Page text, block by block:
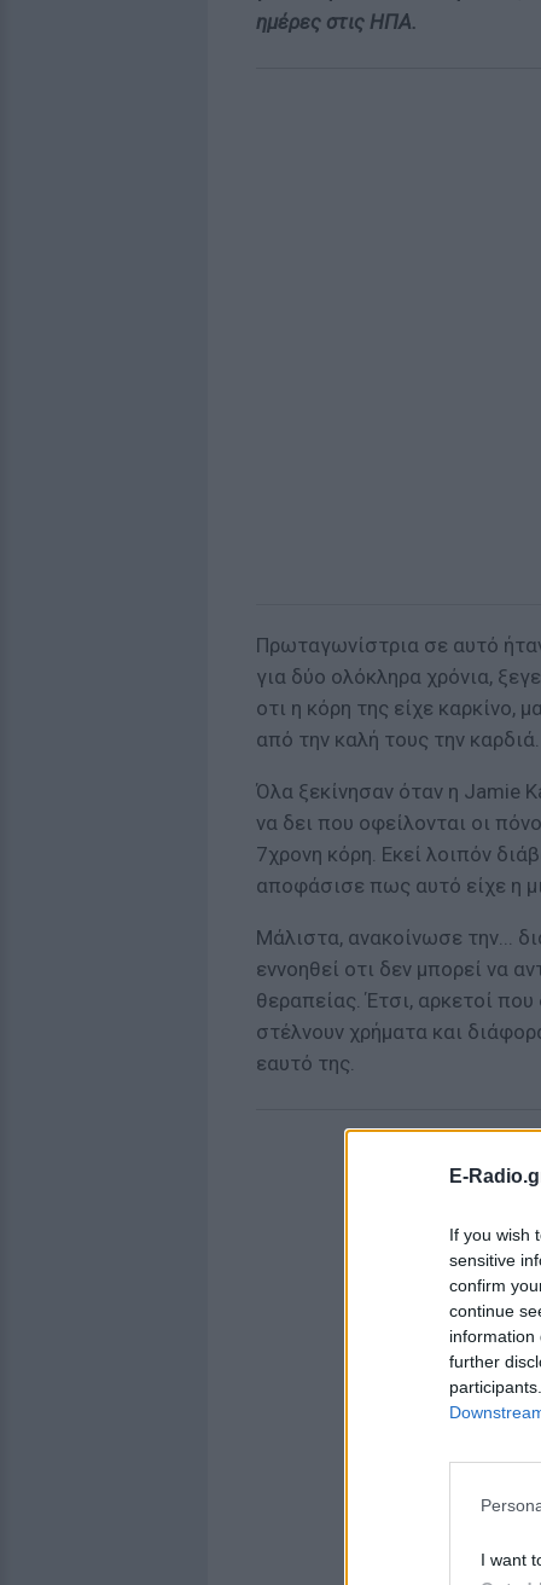
E-
If you wish
sensitive
confirm
continue
information
further
I want
ημέρες στις ΗΠΑ.
Πρωταγωνίστρια σε αυτό
για δύο ολόκληρα χρόνια,
οτι η κόρη της είχε καρκίνο,
από την καλή τους την καρδιά.
Όλα ξεκίνησαν όταν η Jamie
να δει που οφείλονται οι
7χρονη κόρη. Εκεί λοιπόν
αποφάσισε πως αυτό είχε η
Μάλιστα, ανακοίνωσε την...
εννοηθεί οτι δεν μπορεί να
θεραπείας. Έτσι, αρκετοί
στέλνουν χρήματα και
εαυτό της.